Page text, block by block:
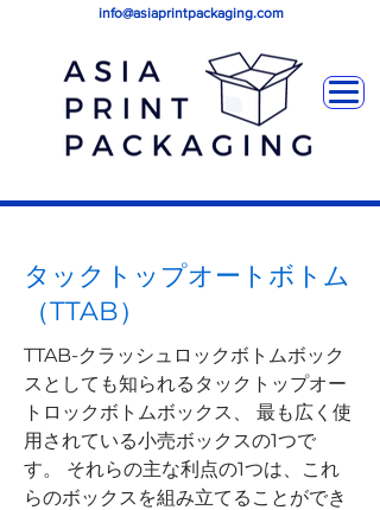
info@asiaprintpackaging.com
タックトップオートボトム
（TTAB）
TTAB-クラッシュロックボトムボック
スとしても知られるタックトップオー
トロックボトムボックス、 最も広く使
用されている小売ボックスの1つで
す。 それらの主な利点の1つは、これ
らのボックスを組み立てることができ